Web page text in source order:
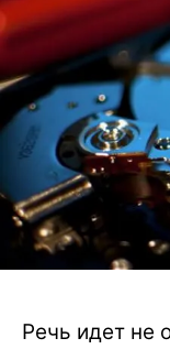
Речь идет не